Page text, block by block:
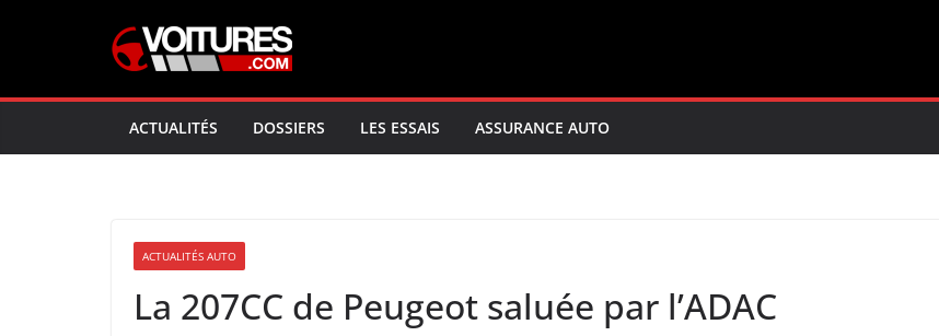
ACTUALITÉS DOSSIERS LES ESSAIS ASSURANCE AUTO
ACTUALITÉS AUTO
La 207CC de Peugeot saluée par l’ADAC